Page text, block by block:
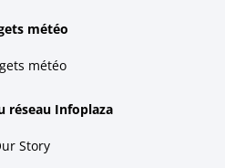
météo
météo
réseau Infoplaza
Story